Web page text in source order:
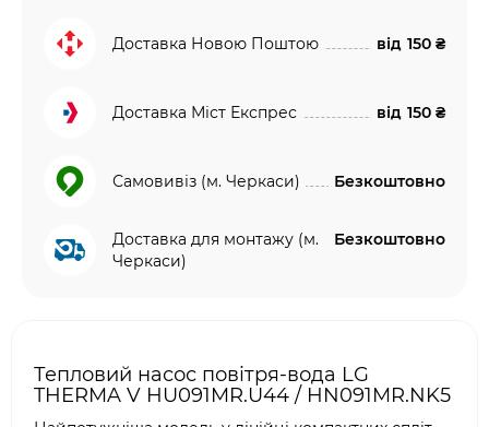
Доставка Новою Поштою від 150 ₴
Доставка Міст Експрес від 150 ₴
Самовивіз (м. Черкаси) Безкоштовно
Доставка для монтажу (м.
Черкаси)
Безкоштовно
Тепловий насос повітря-вода LG
THERMA V HU091MR.U44 / HN091MR.NK5